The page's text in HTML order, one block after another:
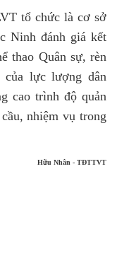
tổ chức là cơ sở
Ninh đánh giá kết
thao Quân sự, rèn
lực lượng dân
cao trình độ quản
nhiệm vụ trong
Hữu Nhân - TĐTTVT